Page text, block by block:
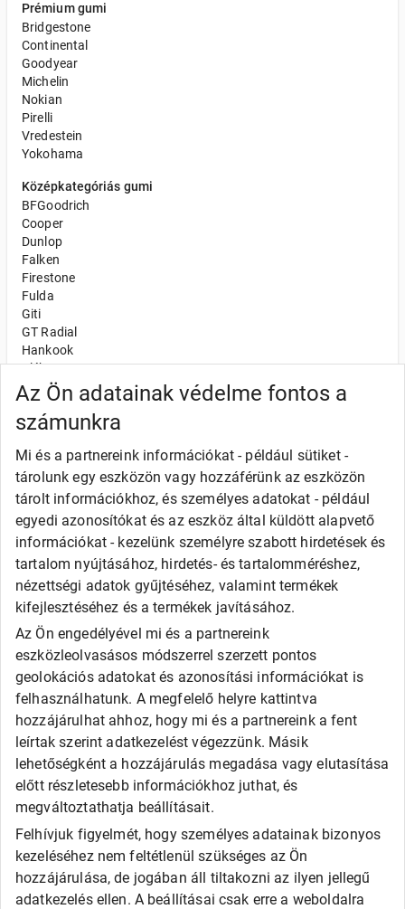
Az Ön adatainak védelme fontos a
számunkra
Mi és a partnereink információkat - például sütiket -
tárolunk egy eszközön vagy hozzáférünk az eszközön
tárolt információkhoz, és személyes adatokat - például
egyedi azonosítókat és az eszköz által küldött alapvető
információkat - kezelünk személyre szabott hirdetések és
tartalom nyújtásához, hirdetés- és tartalomméréshez,
nézettségi adatok gyűjtéséhez, valamint termékek
kifejlesztéséhez és a termékek javításához.
Az Ön engedélyével mi és a partnereink
eszközleolvasásos módszerrel szerzett pontos
geolokációs adatokat és azonosítási információkat is
felhasználhatunk. A megfelelő helyre kattintva
hozzájárulhat ahhoz, hogy mi és a partnereink a fent
leírtak szerint adatkezelést végezzünk. Másik
lehetőségként a hozzájárulás megadása vagy elutasítása
előtt részletesebb információkhoz juthat, és
megváltoztathatja beállításait.
Felhívjuk figyelmét, hogy személyes adatainak bizonyos
kezeléséhez nem feltétlenül szükséges az Ön
hozzájárulása, de jogában áll tiltakozni az ilyen jellegű
adatkezelés ellen. A beállításai csak erre a weboldalra
Prémium gumi
Bridgestone
Continental
Goodyear
Michelin
Nokian
Pirelli
Vredestein
Yokohama
Középkategóriás gumi
BFGoodrich
Cooper
Dunlop
Falken
Firestone
Fulda
Giti
GT Radial
Hankook
Kléber
Kumho
Nexen
Semperit
Uniroyal
Olcsó gumi
Apollo
Barum
Debica
Fortune
General
Goodride
Kingstar
Laufenn
LEAO
Matador
Roadx
Rovelo
Runway
Sailun
SECURITY
Taurus
Tigar
Triangle
Viking